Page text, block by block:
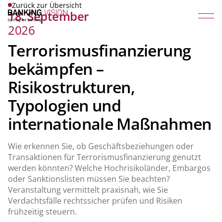
Zurück zur Übersicht
18. September
2026
Terrorismusfinanzierung
bekämpfen –
Risikostrukturen,
Typologien und
internationale Maßnahmen
Wie erkennen Sie, ob Geschäftsbeziehungen oder
Transaktionen für Terrorismusfinanzierung genutzt
werden könnten? Welche Hochrisikoländer, Embargos
oder Sanktionslisten müssen Sie beachten?
Veranstaltung vermittelt praxisnah, wie Sie
Verdachtsfälle rechtssicher prüfen und Risiken
frühzeitig steuern.